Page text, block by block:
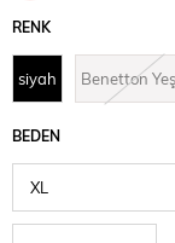
İndirim
RENK
siyah Benetton
BEDEN